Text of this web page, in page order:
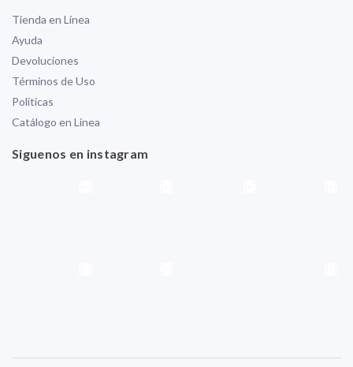
Tienda en Línea
Ayuda
Devoluciones
Términos de Uso
Políticas
Catálogo en Línea
Siguenos en instagram